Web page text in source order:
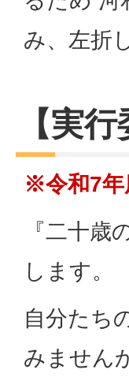
み、左折
【実
※令和7年
『二十
します。
自分たち
みません